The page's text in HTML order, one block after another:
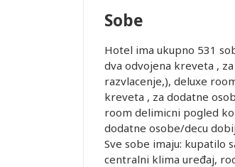
Sobe
Hotel ima ukupno 531
dva odvojena kreveta ,
razvlacenje,), deluxe
kreveta , za dodatne
room delimicni pogled
dodatne osobe/decu
Sve sobe imaju: kupatilo
centralni klima uređaj,